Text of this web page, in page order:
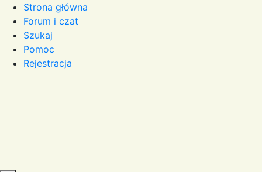
Strona główna
Forum i czat
Szukaj
Pomoc
Rejestracja